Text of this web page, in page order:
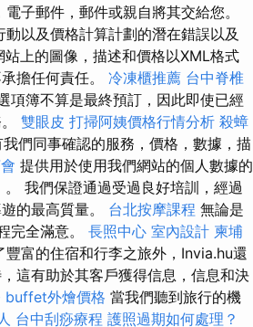
子郵件，郵件或親自將其交給您。
以及價格計算計劃的潛在錯誤以及
站上的圖像，描述和價格以XML格式
擔任何責任。 冷凍櫃推薦 台中脊椎
項簿不算是最終預訂，因此即使已經
雙眼皮 打掃阿姨價格行情分析 殺蟑
我們同事確認的服務，價格，數據，描
提供用於使用我們網站的個人數據的
我們保證通過受過良好培訓，經過
的最高質量。 台北按摩課程 無論是
完全滿意。 長照中心 室內設計 柬埔
豐富的住宿和行李之旅外，Invia.hu還
這有助於其客戶獲得信息，信息和決
buffet外燴價格 當我們聽到旅行的機
台中刮痧療程 護照過期如何處理？